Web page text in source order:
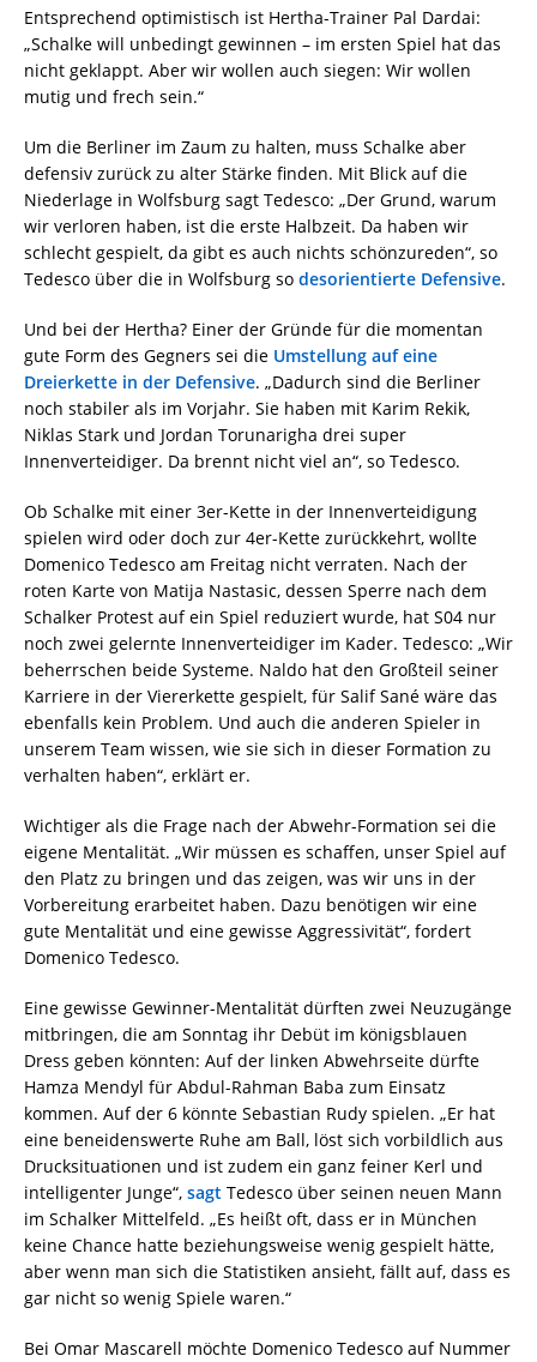
Entsprechend optimistisch ist Hertha-Trainer Pal Dardai:
„Schalke will unbedingt gewinnen – im ersten Spiel hat das
nicht geklappt. Aber wir wollen auch siegen: Wir wollen
mutig und frech sein.“
Um die Berliner im Zaum zu halten, muss Schalke aber
defensiv zurück zu alter Stärke finden. Mit Blick auf die
Niederlage in Wolfsburg sagt Tedesco: „Der Grund, warum
wir verloren haben, ist die erste Halbzeit. Da haben wir
schlecht gespielt, da gibt es auch nichts schönzureden“, so
Tedesco über die in Wolfsburg so desorientierte Defensive.
Und bei der Hertha? Einer der Gründe für die momentan
gute Form des Gegners sei die Umstellung auf eine
Dreierkette in der Defensive. „Dadurch sind die Berliner
noch stabiler als im Vorjahr. Sie haben mit Karim Rekik,
Niklas Stark und Jordan Torunarigha drei super
Innenverteidiger. Da brennt nicht viel an“, so Tedesco.
Ob Schalke mit einer 3er-Kette in der Innenverteidigung
spielen wird oder doch zur 4er-Kette zurückkehrt, wollte
Domenico Tedesco am Freitag nicht verraten. Nach der
roten Karte von Matija Nastasic, dessen Sperre nach dem
Schalker Protest auf ein Spiel reduziert wurde, hat S04 nur
noch zwei gelernte Innenverteidiger im Kader. Tedesco: „Wir
beherrschen beide Systeme. Naldo hat den Großteil seiner
Karriere in der Viererkette gespielt, für Salif Sané wäre das
ebenfalls kein Problem. Und auch die anderen Spieler in
unserem Team wissen, wie sie sich in dieser Formation zu
verhalten haben“, erklärt er.
Wichtiger als die Frage nach der Abwehr-Formation sei die
eigene Mentalität. „Wir müssen es schaffen, unser Spiel auf
den Platz zu bringen und das zeigen, was wir uns in der
Vorbereitung erarbeitet haben. Dazu benötigen wir eine
gute Mentalität und eine gewisse Aggressivität“, fordert
Domenico Tedesco.
Eine gewisse Gewinner-Mentalität dürften zwei Neuzugänge
mitbringen, die am Sonntag ihr Debüt im königsblauen
Dress geben könnten: Auf der linken Abwehrseite dürfte
Hamza Mendyl für Abdul-Rahman Baba zum Einsatz
kommen. Auf der 6 könnte Sebastian Rudy spielen. „Er hat
eine beneidenswerte Ruhe am Ball, löst sich vorbildlich aus
Drucksituationen und ist zudem ein ganz feiner Kerl und
intelligenter Junge“, sagt Tedesco über seinen neuen Mann
im Schalker Mittelfeld. „Es heißt oft, dass er in München
keine Chance hatte beziehungsweise wenig gespielt hätte,
aber wenn man sich die Statistiken ansieht, fällt auf, dass es
gar nicht so wenig Spiele waren.“
Bei Omar Mascarell möchte Domenico Tedesco auf Nummer